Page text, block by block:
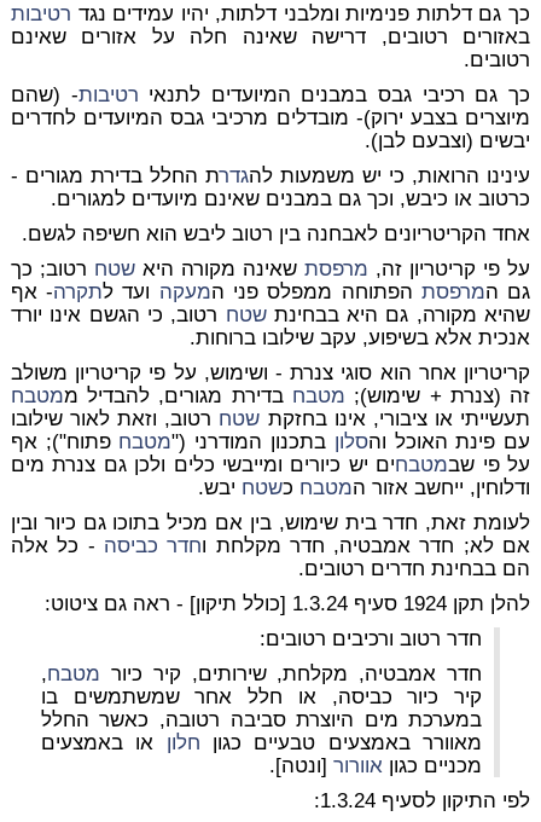
כך גם דלתות פנימיות ומלבני דלתות, יהיו עמידים נגד רטיבות
באזורים רטובים, דרישה שאינה חלה על אזורים שאינם
רטובים.
כך גם רכיבי גבס במבנים המיועדים לתנאי רטיבות- (שהם
מיוצרים בצבע ירוק)- מובדלים מרכיבי גבס המיועדים לחדרים
יבשים (וצבעם לבן).
עינינו הרואות, כי יש משמעות להגדרת החלל בדירת מגורים -
כרטוב או כיבש, וכך גם במבנים שאינם מיועדים למגורים.
אחד הקריטריונים לאבחנה בין רטוב ליבש הוא חשיפה לגשם.
על פי קריטריון זה, מרפסת שאינה מקורה היאשטח רטוב; כך
גם המרפסת הפתוחה ממפלס פני המעקה ועד לתקרה- אף
שהיא מקורה, גם היא בבחינתשטח רטוב, כי הגשם אינו יורד
אנכית אלא בשיפוע, עקב שילובו ברוחות.
קריטריון אחר הוא סוגי צנרת - ושימוש, על פי קריטריון משולב
זה (צנרת + שימוש); מטבח בדירת מגורים, להבדיל ממטבח
תעשייתי או ציבורי, אינו בחזקת שטח רטוב, וזאת לאור שילובו
עם פינת האוכל והסלון בתכנון המודרני ("מטבח פתוח"); אף
על פי שבמטבחים יש כיורים ומייבשי כלים ולכן גם צנרת מים
ודלוחין, ייחשב אזור המטבח כשטח יבש.
לעומת זאת, חדר בית שימוש, בין אם מכיל בתוכו גם כיור ובין
אם לא; חדר אמבטיה, חדר מקלחת וחדר כביסה - כל אלה
הם בבחינת חדרים רטובים.
להלן תקן 1924 סעיף 1.3.24 [כולל תיקון] - ראה גם ציטוט:
חדר רטוב ורכיבים רטובים:
חדר אמבטיה, מקלחת, שירותים, קיר כיור מטבח,
קיר כיור כביסה, או חלל אחר שמשתמשים בו
במערכת מים היוצרת סביבה רטובה, כאשר החלל
מאוורר באמצעים טבעיים כגון חלון או באמצעים
מכניים כגון אוורור[ונטה].
לפי התיקון לסעיף 1.3.24: